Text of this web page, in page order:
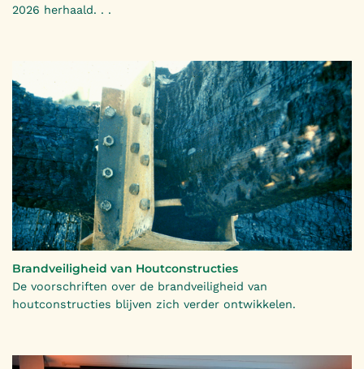
2026 herhaald. . .
Brandveiligheid van Houtconstructies
De voorschriften over de brandveiligheid van
houtconstructies blijven zich verder ontwikkelen.